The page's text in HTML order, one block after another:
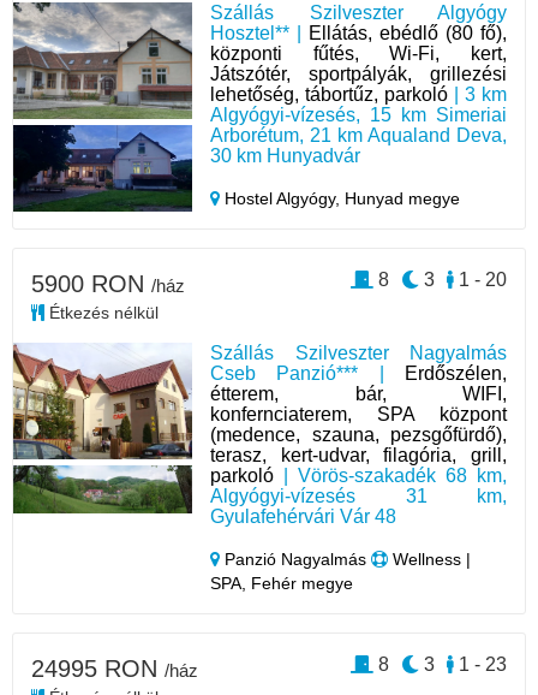
Szállás Szilveszter Algyógy
Hosztel** |
Ellátás, ebédlő (80 fő),
központi fűtés, Wi-Fi, kert,
Játszótér, sportpályák, grillezési
lehetőség, tábortűz, parkoló | 3 km
Algyógyi-vízesés, 15 km Simeriai
Arborétum, 21 km Aqualand Deva,
30 km Hunyadvár
Hostel Algyógy, Hunyad megye
Szállás Szilveszter Nagyalmás
Cseb Panzió*** |
Erdőszélen,
étterem, bár, WIFI,
konfernciaterem, SPA központ
(medence, szauna, pezsgőfürdő),
terasz, kert-udvar, filagória, grill,
parkoló | Vörös-szakadék 68 km,
Algyógyi-vízesés 31 km,
Gyulafehérvári Vár 48
Panzió Nagyalmás
Wellness |
SPA, Fehér megye
5900 RON /ház
Étkezés nélkül
1 - 20
3
8
24995 RON /ház 1 - 23
3
8